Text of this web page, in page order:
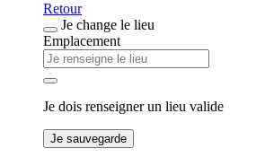
Retour
Je change le lieu
Emplacement
Je dois renseigner un lieu valide
Je sauvegarde